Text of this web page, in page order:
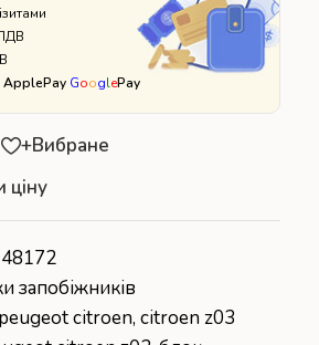
ApplePay GooglePay
+Вибране
ціну
запобіжників
citroen, citroen z03